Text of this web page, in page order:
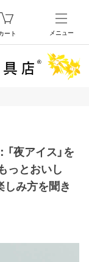
ート メニュー
「夜アイス」を
っとおいし
しみ方を聞き